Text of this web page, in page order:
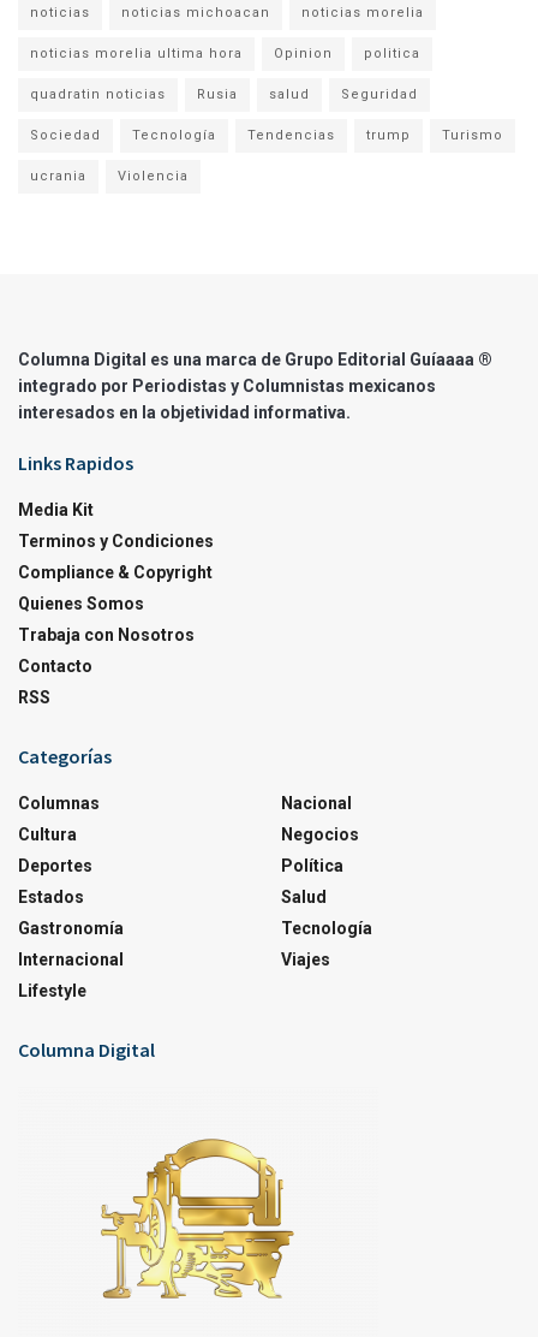
noticias noticias michoacan noticias morelia
noticias morelia ultima hora Opinion politica
quadratin noticias Rusia salud Seguridad
Sociedad Tecnología Tendencias trump Turismo
ucrania Violencia
Columna Digital es una marca de Grupo Editorial Guíaaaa ®
integrado por Periodistas y Columnistas mexicanos
interesados en la objetividad informativa.
Links Rapidos
Media Kit
Terminos y Condiciones
Compliance & Copyright
Quienes Somos
Trabaja con Nosotros
Contacto
RSS
Categorías
Columnas
Cultura
Deportes
Estados
Gastronomía
Internacional
Lifestyle
Nacional
Negocios
Política
Salud
Tecnología
Viajes
Columna Digital